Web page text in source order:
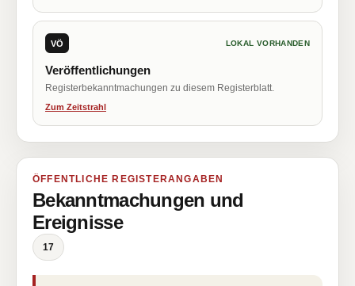
VÖ LOKAL VORHANDEN
Veröffentlichungen
Registerbekanntmachungen zu diesem Registerblatt.
Zum Zeitstrahl
ÖFFENTLICHE REGISTERANGABEN
Bekanntmachungen und
Ereignisse
17